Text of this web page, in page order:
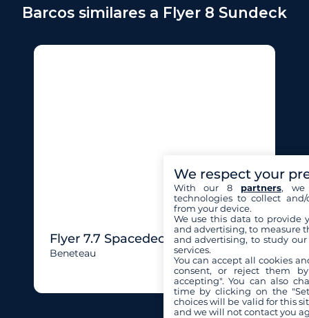
Barcos similares a Flyer 8 Sundeck
Flyer 7.7 Spacedeck
Beneteau
We respect your
With our 8 partners, we
technologies to collect
from your device.
We use this data to provide
and advertising, to measure
and advertising, to study
services.
You can accept all cookies
consent, or reject them
accepting". You can also
time by clicking on the
choices will be valid for this
and we will not contact you